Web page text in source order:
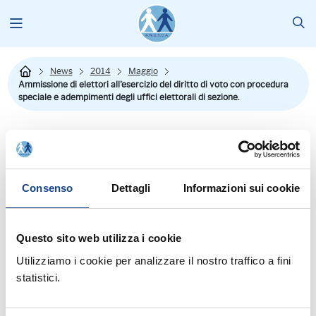
Consenso Dettagli Informazioni sui cookie
Questo sito web utilizza i cookie
Utilizziamo i cookie per analizzare il nostro traffico a fini
statistici.
News 2014
Maggio
Ammissione di elettori all'esercizio del diritto di voto con procedura
speciale e adempimenti degli uffici elettorali di sezione.
Dal sito del Ministero dell'Interno si riporta la news su:"In vista delle